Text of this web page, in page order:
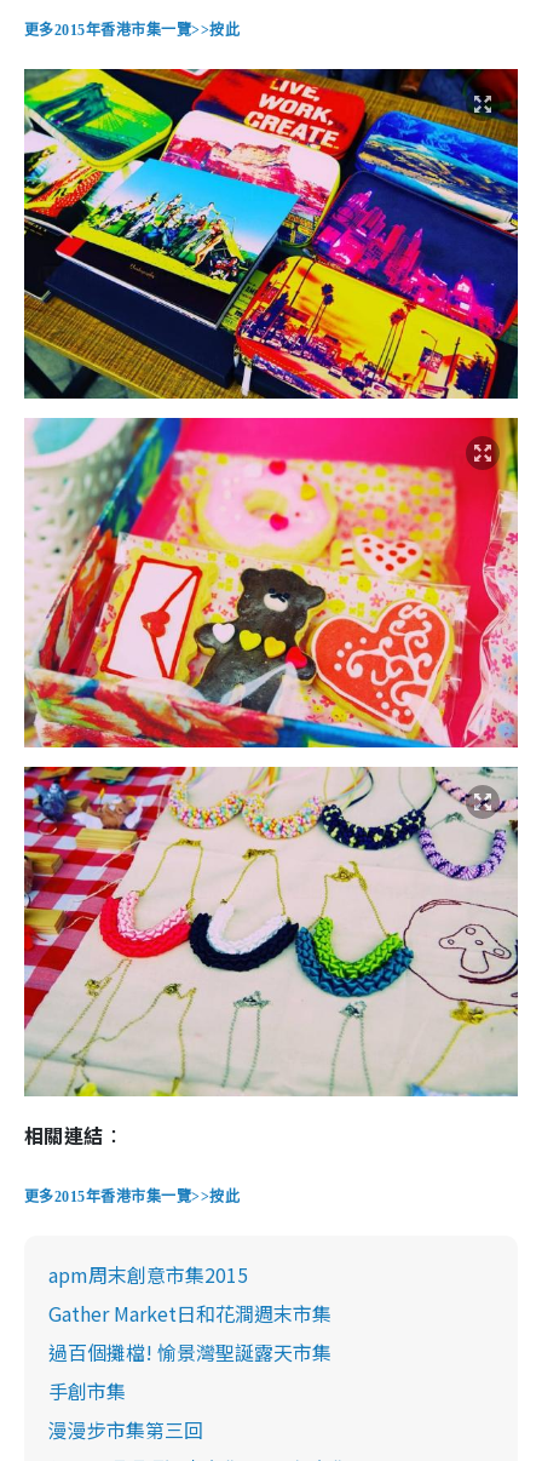
更多2015年香港市集一覽>>按此
相關連結 ：
更多2015年香港市集一覽>>按此
apm周末創意市集2015
Gather Market日和花澗週末市集
過百個攤檔! 愉景灣聖誕露天市集
手創市集
漫漫步市集第三回